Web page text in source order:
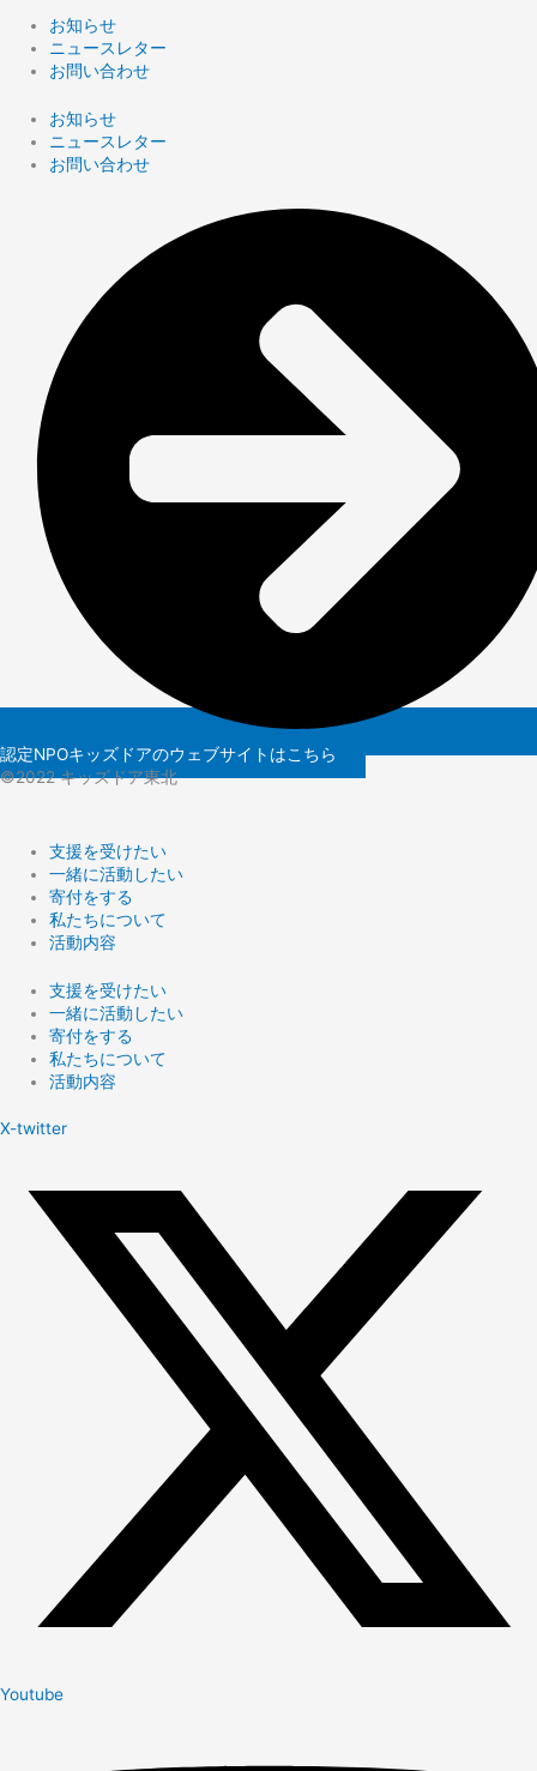
お知らせ
ニュースレター
お問い合わせ
お知らせ
ニュースレター
お問い合わせ
認定NPOキッズドアのウェブサイトはこちら
©️2022 キッズドア東北
支援を受けたい
一緒に活動したい
寄付をする
私たちについて
活動内容
支援を受けたい
一緒に活動したい
寄付をする
私たちについて
活動内容
X-twitter
Youtube